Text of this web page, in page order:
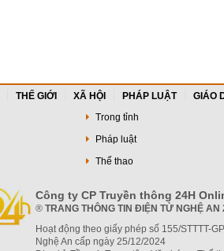
THẾ GIỚI XÃ HỘI PHÁP LUẬT GIÁO
Trong tỉnh
Pháp luật
Thể thao
Công ty CP Truyền thông 24H
® TRANG THÔNG TIN ĐIỆN TỬ NGHỆ AN
Hoạt động theo giấy phép số 155/STTTT-
Nghệ An cấp ngày 25/12/2024